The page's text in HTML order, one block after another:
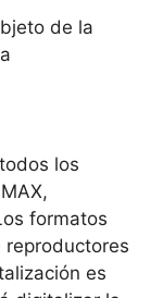
de la
los
formatos
reproductores
es